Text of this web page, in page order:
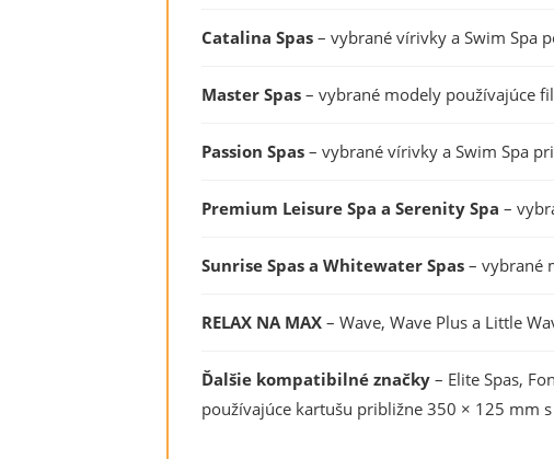
Catalina Spas – vybrané vírivky a Swim Spa
Master Spas – vybrané modely používajúce
Passion Spas – vybrané vírivky a Swim Spa
Premium Leisure Spa a Serenity Spa –
Sunrise Spas a Whitewater Spas – vybrané
RELAX NA MAX – Wave, Wave Plus a Little
Ďalšie kompatibilné značky – Elite Spas,
používajúce kartušu približne 350 × 125 mm